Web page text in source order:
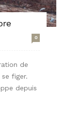
0
de
figer.
depuis